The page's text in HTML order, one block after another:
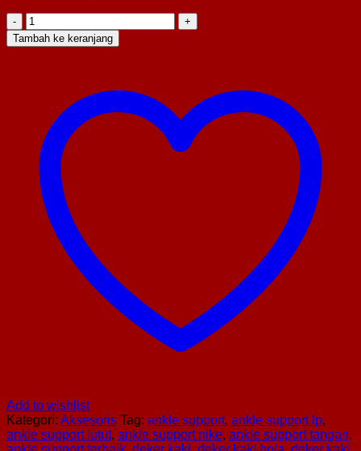
Kuantitas
Ankle
Support
Tambah ke keranjang
Add to wishlist
Kategori: Aksesoris Tag: ankle support, ankle support lp,
ankle support lutut, ankle support nike, ankle support tangan,